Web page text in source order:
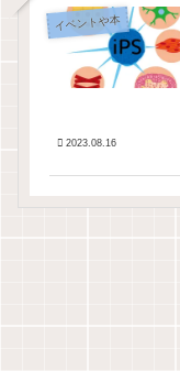
イベントや本
2023.08.16